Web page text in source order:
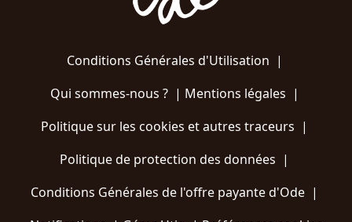
Conditions Générales d'Utilisation |
Qui sommes-nous ?| Mentions légales |
Politique sur les cookies et autres traceurs |
Politique de protection des données |
Conditions Générales de l'offre payante d'Ode |